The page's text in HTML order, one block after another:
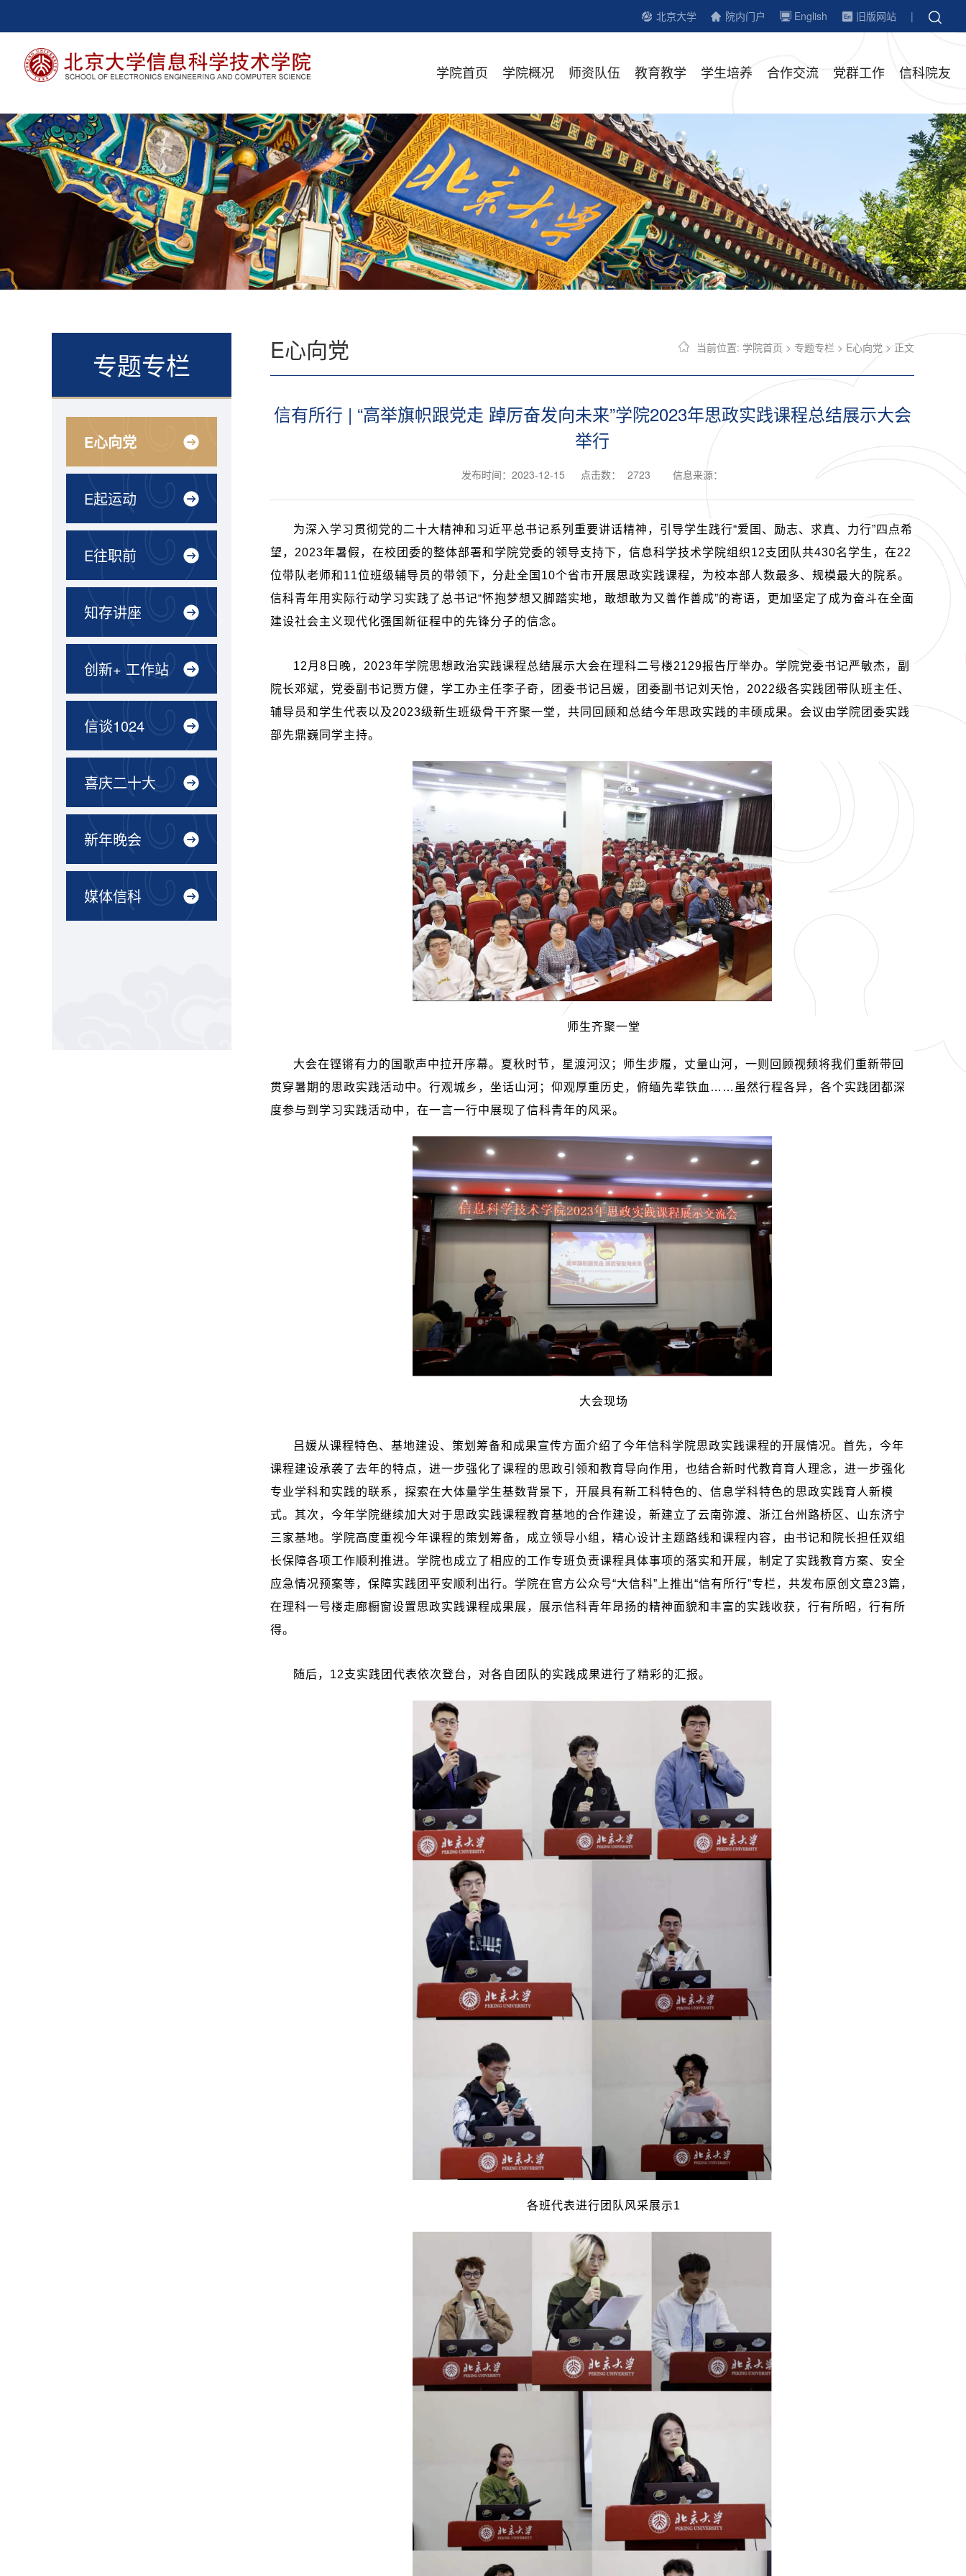
北京大学 院内门户 English 旧版网站 |
学院首页 学院概况 师资队伍 教育教学 学生培养 合作交流 党群工作 信科院友
专题专栏
E心向党
E起运动
E往职前
知存讲座
创新+ 工作站
信谈1024
喜庆二十大
新年晚会
媒体信科
E心向党 当前位置: 学院首页 > 专题专栏 > E心向党 > 正文
信有所行 | “高举旗帜跟党走 踔厉奋发向未来”学院2023年思政实践课程总结展示大会
举行
发布时间：2023-12-15 点击数： 2723 信息来源：
为深入学习贯彻党的二十大精神和习近平总书记系列重要讲话精神，引导学生践行“爱国、励志、求真、力行”四点希
望， 2023年暑假，在校团委的整体部署和学院党委的领导支持下，信息科学技术学院组织12支团队共430名学生，在22
位带队老师和 11位班级辅导员的带领下，分赴全国 10个省市开展思政实践课程，为校本部人数最多、规模最大的院系。
信科青年用实际行动学习实践了总书记“怀抱梦想又脚踏实地，敢想敢为又善作善成”的寄语，更加坚定了成为奋斗在全面
建设社会主义现代化强国新征程中的先锋分子的信念。
12 月 8 日晚， 2023年学院思想政治实践课程总结展示大会在理科二号楼2129报告厅举办。学院党委书记严敏杰，副
院长邓斌，党委副书记贾方健，学工办主任李子奇，团委书记吕媛，团委副书记刘天怡， 2022级各实践团带队班主任、
辅导员和学生代表以及2023级新生班级骨干齐聚一堂，共同回顾和总结今年思政实践的丰硕成果。会议由学院团委实践
部先鼎巍同学主持。
师生齐聚一堂
大会在铿锵有力的国歌声中拉开序幕。夏秋时节，星渡河汉；师生步履，丈量山河，一则回顾视频将我们重新带回
贯穿暑期的思政实践活动中。行观城乡，坐话山河；仰观厚重历史，俯缅先辈铁血……虽然行程各异，各个实践团都深
度参与到学习实践活动中，在一言一行中展现了信科青年的风采。
大会现场
吕媛从课程特色、基地建设、策划筹备和成果宣传方面介绍了今年信科学院思政实践课程的开展情况。首先，今年
课程建设承袭了去年的特点，进一步强化了课程的思政引领和教育导向作用，也结合新时代教育育人理念，进一步强化
专业学科和实践的联系，探索在大体量学生基数背景下，开展具有新工科特色的、信息学科特色的思政实践育人新模
式。其次，今年学院继续加大对于思政实践课程教育基地的合作建设，新建立了云南弥渡、浙江台州路桥区、山东济宁
三家基地。学院高度重视今年课程的策划筹备，成立领导小组，精心设计主题路线和课程内容，由书记和院长担任双组
长保障各项工作顺利推进。学院也成立了相应的工作专班负责课程具体事项的落实和开展，制定了实践教育方案、安全
应急情况预案等，保障实践团平安顺利出行。学院在官方公众号“大信科”上推出“信有所行”专栏，共发布原创文章23篇，
在理科一号楼走廊橱窗设置思政实践课程成果展，展示信科青年昂扬的精神面貌和丰富的实践收获，行有所昭，行有所
得。
随后， 12支实践团代表依次登台，对各自团队的实践成果进行了精彩的汇报。
各班代表进行团队风采展示1